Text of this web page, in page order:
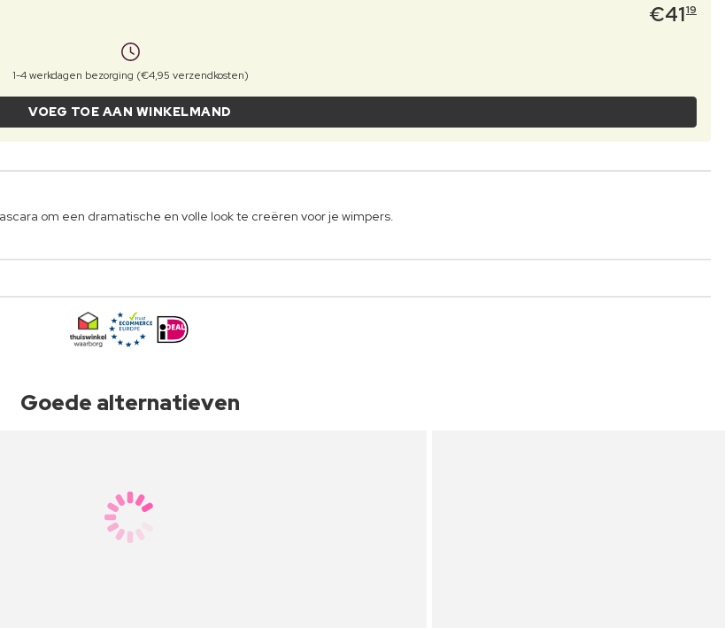
€4119
1-4 werkdagen bezorging (€4,95 verzendkosten)
VOEG TOE AAN WINKELMAND
om een dramatische en volle look te creëren voor je wimpers.
Goede alternatieven